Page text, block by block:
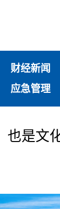
财经新闻
应急管理
也是文